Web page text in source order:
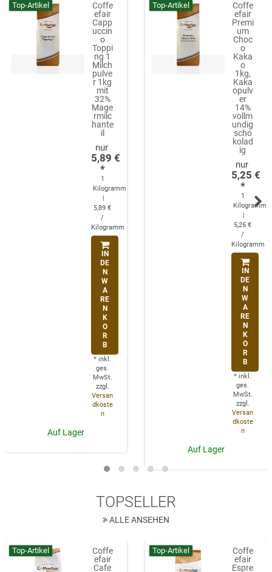
Top-Artikel
Coffe
efair
Capp
uccin
o
Toppi
ng 1
Milch
pulve
r 1kg
mit
32%
Mage
rmilc
hante
il
5,89 €
*
1
Kilogramm
5,89 €
/
Kilogramm
IN
DE
N
W
A
RE
N
K
O
R
B
* inkl.
ges.
MwSt.
zzgl.
Versan
dkoste
n
Auf Lager
Top-Artikel
Coffe
efair
Premi
um
Choc
o
Kaka
o
1kg,
Kaka
opulv
er
14%
vollm
undig
scho
kolad
ig
5,25 €
*
1
Kilogramm
5,25 €
/
Kilogramm
IN
DE
N
W
A
RE
N
K
O
R
B
* inkl.
ges.
MwSt.
zzgl.
Versan
dkoste
n
Auf Lager
TOPSELLER
ALLE ANSEHEN
Top-Artikel
Coffe
efair
Cafe
Top-Artikel
Coffe
efair
Espre